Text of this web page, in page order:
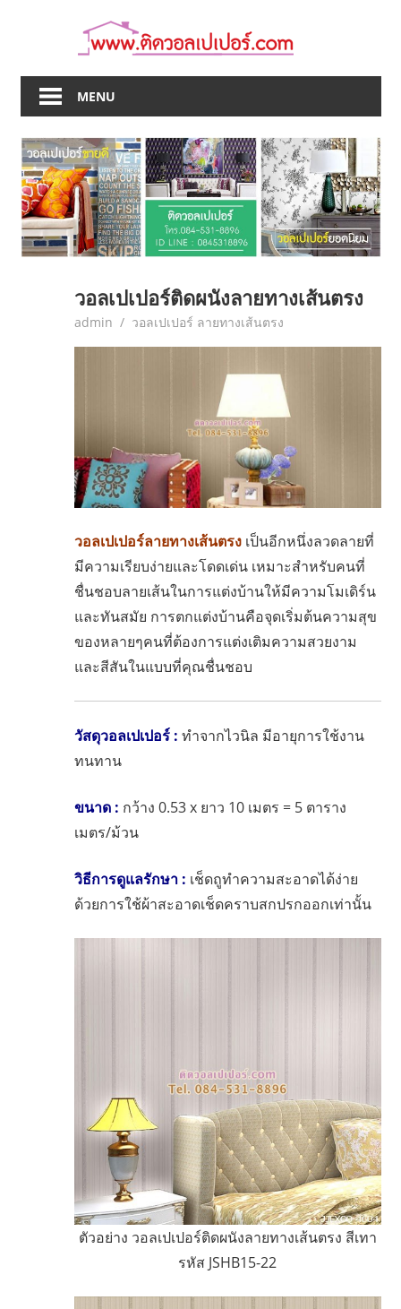
MENU
วอลเปเปอร์ติดผนังลายทางเส้นตรง
June 7, 2017
admin วอลเปเปอร์ ลายทางเส้นตรง
วอลเปเปอร์ลายทางเส้นตรง เป็นอีกหนึ่งลวดลายที่
มีความเรียบง่ายและโดดเด่น เหมาะสำหรับคนที่
ชื่นชอบลายเส้นในการแต่งบ้านให้มีความโมเดิร์น
และทันสมัย การตกแต่งบ้านคือจุดเริ่มต้นความสุข
ของหลายๆคนที่ต้องการแต่งเติมความสวยงาม
และสีสันในแบบที่คุณชื่นชอบ
วัสดุวอลเปเปอร์ : ทำจากไวนิล มีอายุการใช้งาน
ทนทาน
ขนาด : กว้าง 0.53 x ยาว 10 เมตร = 5 ตาราง
เมตร/ม้วน
วิธีการดูแลรักษา : เช็ดถูทำความสะอาดได้ง่าย
ด้วยการใช้ผ้าสะอาดเช็ดคราบสกปรกออกเท่านั้น
ตัวอย่าง วอลเปเปอร์ติดผนังลายทางเส้นตรง สีเทา
รหัส JSHB15-22